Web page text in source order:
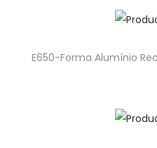
E650-Forma Alumínio